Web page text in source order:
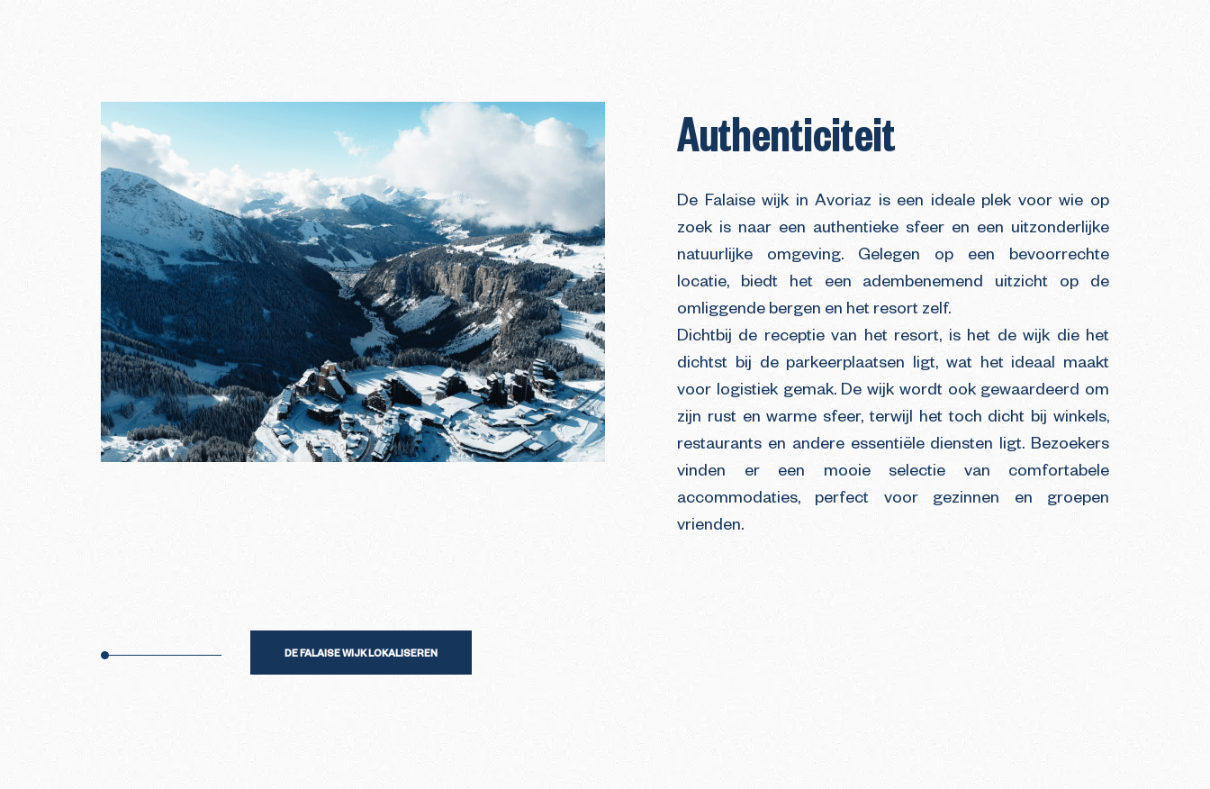
Authenticiteit
De Falaise wijk in Avoriaz is een ideale plek voor wie op
zoek is naar een authentieke sfeer en een uitzonderlijke
natuurlijke omgeving. Gelegen op een bevoorrechte
locatie, biedt het een adembenemend uitzicht op de
omliggende bergen en het resort zelf.
Dichtbij de receptie van het resort, is het de wijk die het
dichtst bij de parkeerplaatsen ligt, wat het ideaal maakt
voor logistiek gemak. De wijk wordt ook gewaardeerd om
zijn rust en warme sfeer, terwijl het toch dicht bij winkels,
restaurants en andere essentiële diensten ligt. Bezoekers
vinden er een mooie selectie van comfortabele
accommodaties, perfect voor gezinnen en groepen
vrienden.
DE FALAISE WIJK LOKALISEREN